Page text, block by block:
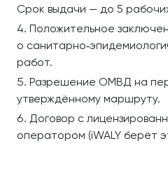
Срок выдачи — до 5
Положительное
о
работ.
Разрешение ОМВД на
утверждённому маршруту.
Договор с
оператором (iWALY берёт